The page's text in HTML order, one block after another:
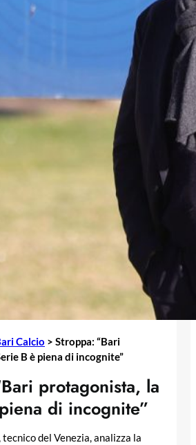
Calcio > Stroppa: “Bari
B è piena di incognite”
protagonista, la
di incognite”
del Venezia, analizza la